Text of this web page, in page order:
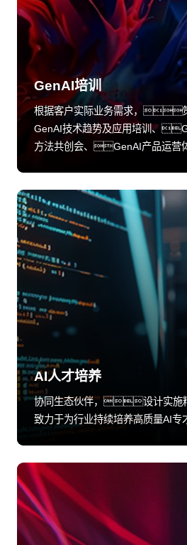
GenAI培训
根据客户实际业务需求，
GenAI技术趋势及应用培训、
方法共创会、GenAI产品运营
AI人才培养
协同生态伙伴，设计实
致力于为行业持续培养高质量AI专